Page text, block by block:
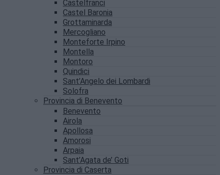
Castelfranci
Castel Baronia
Grottaminarda
Mercogliano
Monteforte Irpino
Montella
Montoro
Quindici
Sant’Angelo dei Lombardi
Solofra
Provincia di Benevento
Benevento
Airola
Apollosa
Amorosi
Arpaia
Sant’Agata de’ Goti
Provincia di Caserta